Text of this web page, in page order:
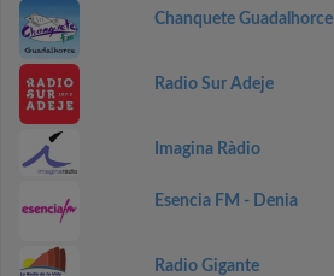
Chanquete Guadalhorce
Radio Sur Adeje
Imagina Ràdio
Esencia FM - Denia
Radio Gigante